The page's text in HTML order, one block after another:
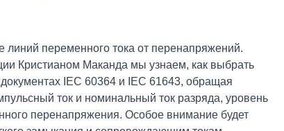
переменного тока от перенапряжений.
Кристианом Маканда мы узнаем, как выбрать
IEC 60364 и IEC 61643, обращая
ток и номинальный ток разряда, уровень
перенапряжения. Особое внимание будет